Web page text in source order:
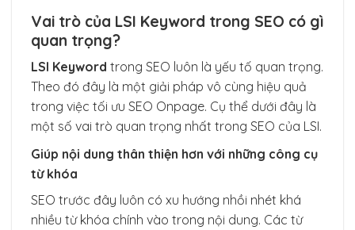
Vai trò của LSI Keyword trong SEO có gì
quan trọng?
LSI Keyword trong SEO luôn là yếu tố quan trọng.
Theo đó đây là một giải pháp vô cùng hiệu quả
trong việc tối ưu SEO Onpage. Cụ thể dưới đây là
một số vai trò quan trọng nhất trong SEO của LSI.
Giúp nội dung thân thiện hơn với những công cụ
từ khóa
SEO trước đây luôn có xu hướng nhồi nhét khá
nhiều từ khóa chính vào trong nội dung. Các từ